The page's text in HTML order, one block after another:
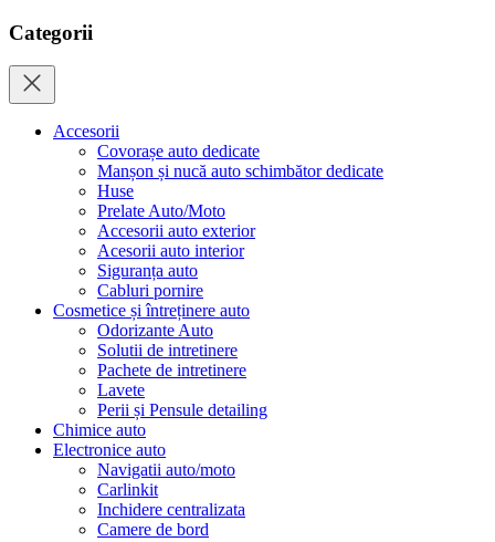
Categorii
Accesorii
Covorașe auto dedicate
Manșon și nucă auto schimbător dedicate
Huse
Prelate Auto/Moto
Accesorii auto exterior
Acesorii auto interior
Siguranța auto
Cabluri pornire
Cosmetice și întreținere auto
Odorizante Auto
Solutii de intretinere
Pachete de intretinere
Lavete
Perii și Pensule detailing
Chimice auto
Electronice auto
Navigatii auto/moto
Carlinkit
Inchidere centralizata
Camere de bord